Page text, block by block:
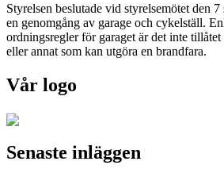
Styrelsen beslutade vid styrelsemötet den
en genomgång av garage och cykelställ.
ordningsregler för garaget är det inte
eller annat som kan utgöra en brandfara.
Vår logo
Senaste inläggen